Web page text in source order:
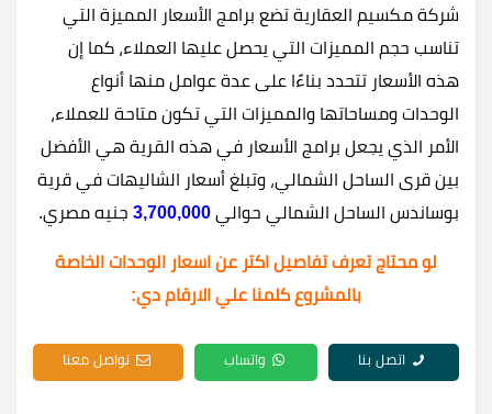
شركة مكسيم العقارية تضع برامج الأسعار المميزة التي
تناسب حجم المميزات التي يحصل عليها العملاء، كما إن
هذه الأسعار تتحدد بناءًا على عدة عوامل منها أنواع
الوحدات ومساحاتها والمميزات التي تكون متاحة للعملاء،
الأمر الذي يجعل برامج الأسعار في هذه القرية هي الأفضل
بين قرى الساحل الشمالي، وتبلغ أسعار الشاليهات في قرية
بوساندس الساحل الشمالي حوالي 3,700,000 جنيه مصري.
لو محتاج تعرف تفاصيل اكتر عن اسعار الوحدات الخاصة
بالمشروع كلمنا علي الارقام دي:
اتصل بنا واتساب تواصل معنا